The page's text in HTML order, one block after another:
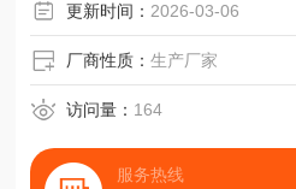
更新时间： 2026-03-06
厂商性质：生产厂家
访问量： 164
服务热线